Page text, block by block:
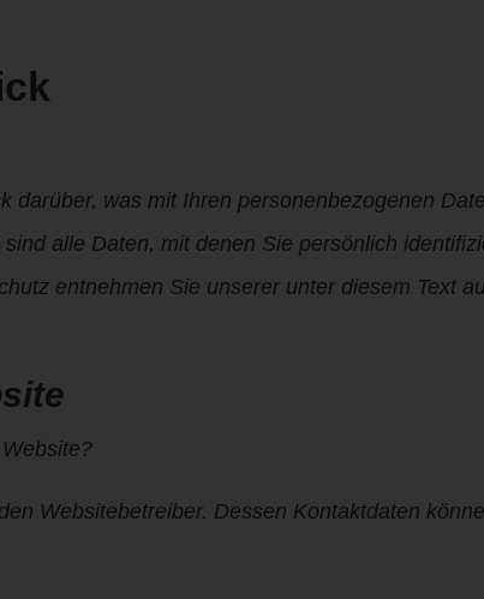
darüber, was mit Ihren personenbezogenen
alle Daten, mit denen Sie persönlich
entnehmen Sie unserer unter diesem Text
Websitebetreiber. Dessen Kontaktdaten